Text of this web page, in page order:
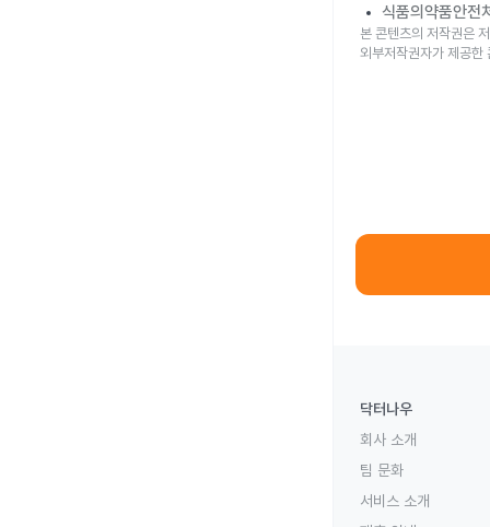
식품의약품안전
본 콘텐츠의 저작권은
외부저작권자가 제공한
닥터나우
회사 소개
팀 문화
서비스 소개